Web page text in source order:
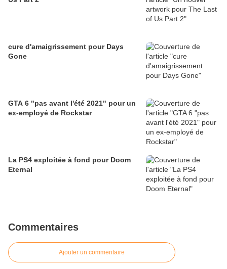
cure d'amaigrissement pour Days
Gone
GTA 6 "pas avant l'été 2021" pour un
ex-employé de Rockstar
La PS4 exploitée à fond pour Doom
Eternal
Commentaires
Ajouter un commentaire